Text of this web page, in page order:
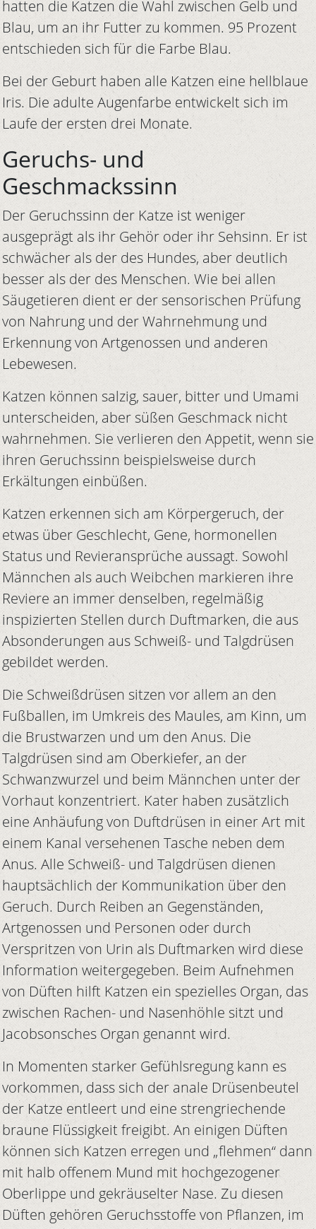
hatten die Katzen die Wahl zwischen Gelb und
Blau, um an ihr Futter zu kommen. 95 Prozent
entschieden sich für die Farbe Blau.
Bei der Geburt haben alle Katzen eine hellblaue
Iris. Die adulte Augenfarbe entwickelt sich im
Laufe der ersten drei Monate.
Geruchs- und
Geschmackssinn
Der Geruchssinn der Katze ist weniger
ausgeprägt als ihr Gehör oder ihr Sehsinn. Er ist
schwächer als der des Hundes, aber deutlich
besser als der des Menschen. Wie bei allen
Säugetieren dient er der sensorischen Prüfung
von Nahrung und der Wahrnehmung und
Erkennung von Artgenossen und anderen
Lebewesen.
Katzen können salzig, sauer, bitter und Umami
unterscheiden, aber süßen Geschmack nicht
wahrnehmen. Sie verlieren den Appetit, wenn sie
ihren Geruchssinn beispielsweise durch
Erkältungen einbüßen.
Katzen erkennen sich am Körpergeruch, der
etwas über Geschlecht, Gene, hormonellen
Status und Revieransprüche aussagt. Sowohl
Männchen als auch Weibchen markieren ihre
Reviere an immer denselben, regelmäßig
inspizierten Stellen durch Duftmarken, die aus
Absonderungen aus Schweiß- und Talgdrüsen
gebildet werden.
Die Schweißdrüsen sitzen vor allem an den
Fußballen, im Umkreis des Maules, am Kinn, um
die Brustwarzen und um den Anus. Die
Talgdrüsen sind am Oberkiefer, an der
Schwanzwurzel und beim Männchen unter der
Vorhaut konzentriert. Kater haben zusätzlich
eine Anhäufung von Duftdrüsen in einer Art mit
einem Kanal versehenen Tasche neben dem
Anus. Alle Schweiß- und Talgdrüsen dienen
hauptsächlich der Kommunikation über den
Geruch. Durch Reiben an Gegenständen,
Artgenossen und Personen oder durch
Verspritzen von Urin als Duftmarken wird diese
Information weitergegeben. Beim Aufnehmen
von Düften hilft Katzen ein spezielles Organ, das
zwischen Rachen- und Nasenhöhle sitzt und
Jacobsonsches Organ genannt wird.
In Momenten starker Gefühlsregung kann es
vorkommen, dass sich der anale Drüsenbeutel
der Katze entleert und eine strengriechende
braune Flüssigkeit freigibt. An einigen Düften
können sich Katzen erregen und „flehmen“ dann
mit halb offenem Mund mit hochgezogener
Oberlippe und gekräuselter Nase. Zu diesen
Düften gehören Geruchsstoffe von Pflanzen, im